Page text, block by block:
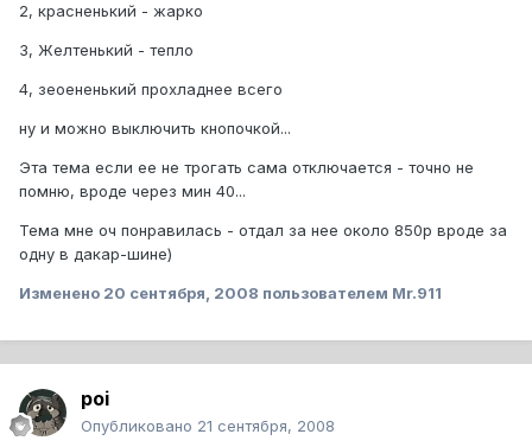
2, красненький - жарко
3, Желтенький - тепло
4, зеоененький прохладнее всего
ну и можно выключить кнопочкой...
Эта тема если ее не трогать сама отключается - точно не
помню, вроде через мин 40...
Тема мне оч понравилась - отдал за нее около 850р вроде за
одну в дакар-шине)
Изменено 20 сентября, 2008 пользователем Mr.911
poi
Опубликовано 21 сентября, 2008